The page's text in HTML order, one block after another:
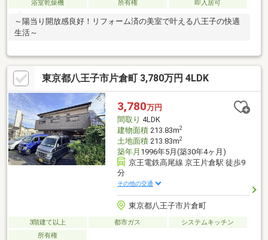
浴室乾燥機
所有権 即入居可
～陽当り開放感良好！リフォーム済の美室で叶える八王子の快適
生活～
東京都八王子市片倉町 3,780万円 4LDK
3,780万円
間取り 4LDK
建物面積213.83m2
土地面積213.83m2
築年月 1996年5月(築30年4ヶ月)
京王電鉄高尾線 京王片倉駅 徒歩9
分
その他の交通
東京都八王子市片倉町
3階建て以上 都市ガス
システムキッチン
所有権